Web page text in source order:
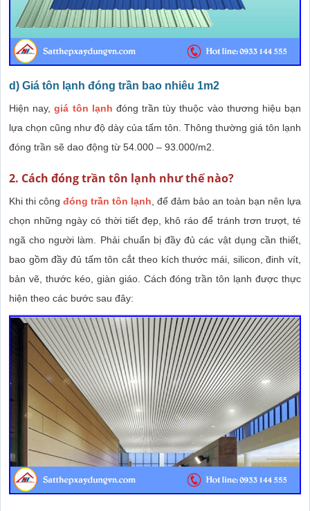
d) Giá tôn lạnh đóng trần bao nhiêu 1m2
Hiện nay,giá tôn lạnh đóng trần tùy thuộc vào thương hiệu bạn
lựa chọn cũng như độ dày của tấm tôn. Thông thường giá tôn lạnh
đóng trần sẽ dao động từ 54.000 – 93.000/m2.
2. Cách đóng trần tôn lạnh như thế nào?
Khi thi công đóng trần tôn lạnh , để đảm bảo an toàn bạn nên lựa
chọn những ngày có thời tiết đẹp, khô ráo để tránh trơn trượt, té
ngã cho người làm. Phải chuẩn bị đầy đủ các vật dụng cần thiết,
bao gồm đầy đủ tấm tôn cắt theo kích thước mái, silicon, đinh vít,
bản vẽ, thước kéo, giàn giáo. Cách đóng trần tôn lạnh được thực
hiện theo các bước sau đây: